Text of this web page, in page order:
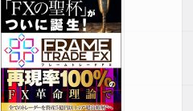
ZERO掲示板&メルマガ特典
付